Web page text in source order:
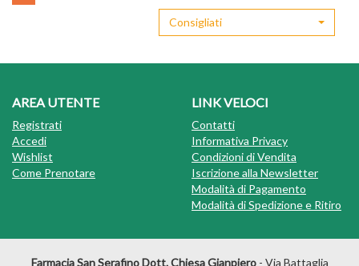
Consigliati
AREA UTENTE
Registrati
Accedi
Wishlist
Come Prenotare
LINK VELOCI
Contatti
Informativa Privacy
Condizioni di Vendita
Iscrizione alla Newsletter
Modalità di Pagamento
Modalità di Spedizione e Ritiro
Farmacia San Serafino Dott. Chiesa Gianpiero - Via Battaglia